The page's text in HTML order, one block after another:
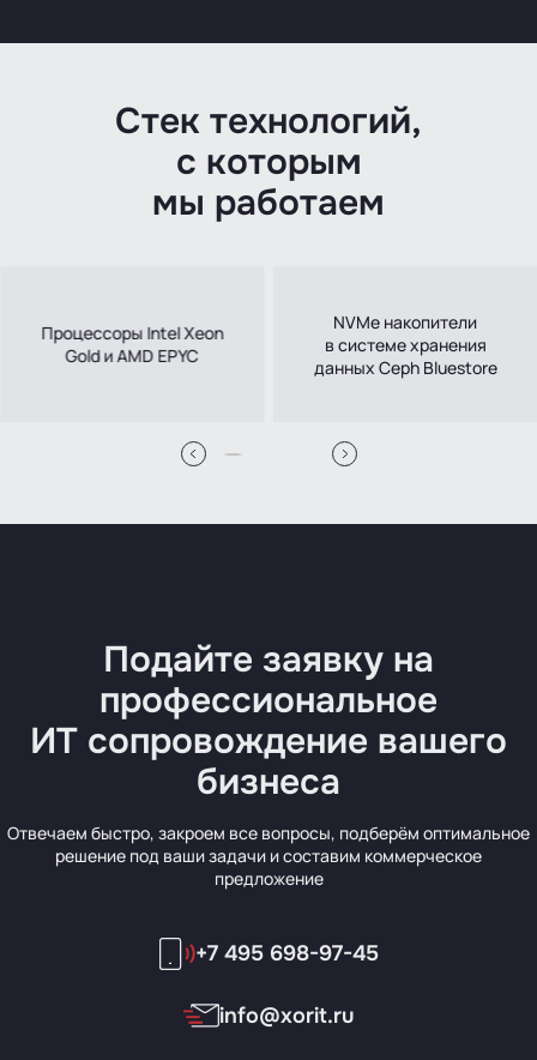
Стек технологий,
с которым
мы работаем
Процессоры Intel Xeon
Gold и AMD EPYC
NVMe накопители
в системе хранения
данных Ceph Bluestore
Подайте заявку на
профессиональное
ИТ сопровождение вашего
бизнеса
Отвечаем быстро, закроем все вопросы, подберём оптимальное
решение под ваши задачи и составим коммерческое
предложение
+7 495 698-97-45
info@xorit.ru